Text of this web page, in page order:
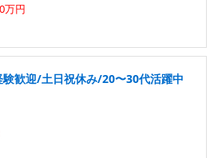
万円
歓迎/土日祝休み/20〜30代活躍中